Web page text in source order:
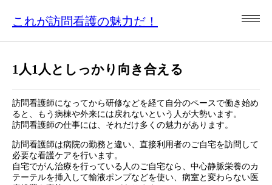
これが訪問看護の魅力だ！
1人1人としっかり向き合える
訪問看護師になってから研修などを経て自分のペースで働き始め
ると、もう病棟や外来には戻れないという人が大勢います。
訪問看護師の仕事には、それだけ多くの魅力があります。
訪問看護師は病院の勤務と違い、直接利用者のご自宅を訪問して
必要な看護ケアを行います。
自宅でがん治療を行っている人のご自宅なら、中心静脈栄養のカ
テーテルを挿入して輸液ポンプなどを使い、病室と変わらない医